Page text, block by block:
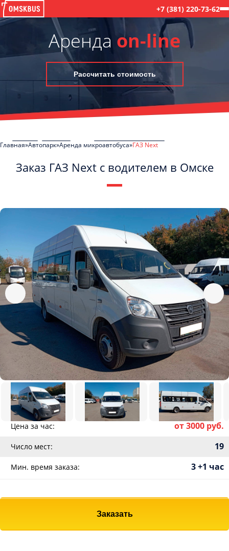
+7 (381) 220-73-62
Аренда on-line
Рассчитать стоимость
Главная Автопарк Аренда микроавтобуса ГАЗ Next
Заказ ГАЗ Next с водителем в Омске
Цена за час: от 3000 руб.
Число мест: 19
Мин. время заказа: 3 +1 час
Заказать
обработку моих Персональных данных